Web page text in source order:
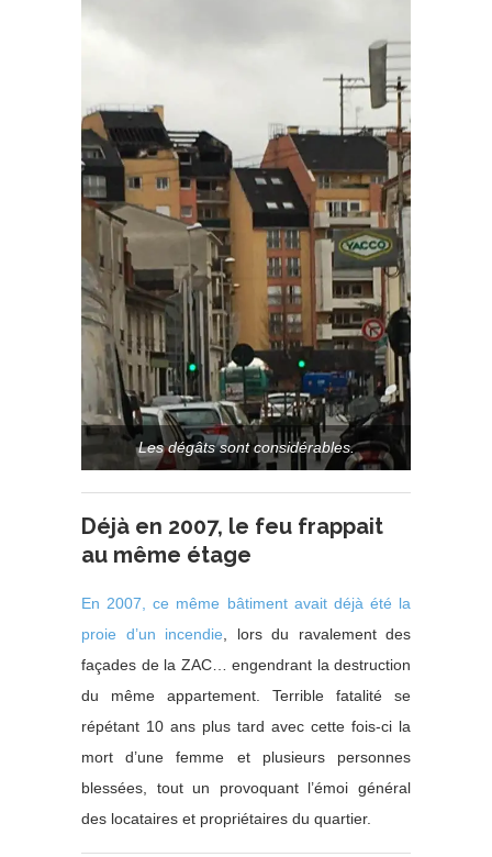
Les dégâts sont considérables.
Déjà en 2007, le feu frappait
au même étage
En 2007, ce même bâtiment avait déjà été la
proie d’un incendie, lors du ravalement des
façades de la ZAC… engendrant la destruction
du même appartement. Terrible fatalité se
répétant 10 ans plus tard avec cette fois-ci la
mort d’une femme et plusieurs personnes
blessées, tout un provoquant l’émoi général
des locataires et propriétaires du quartier.